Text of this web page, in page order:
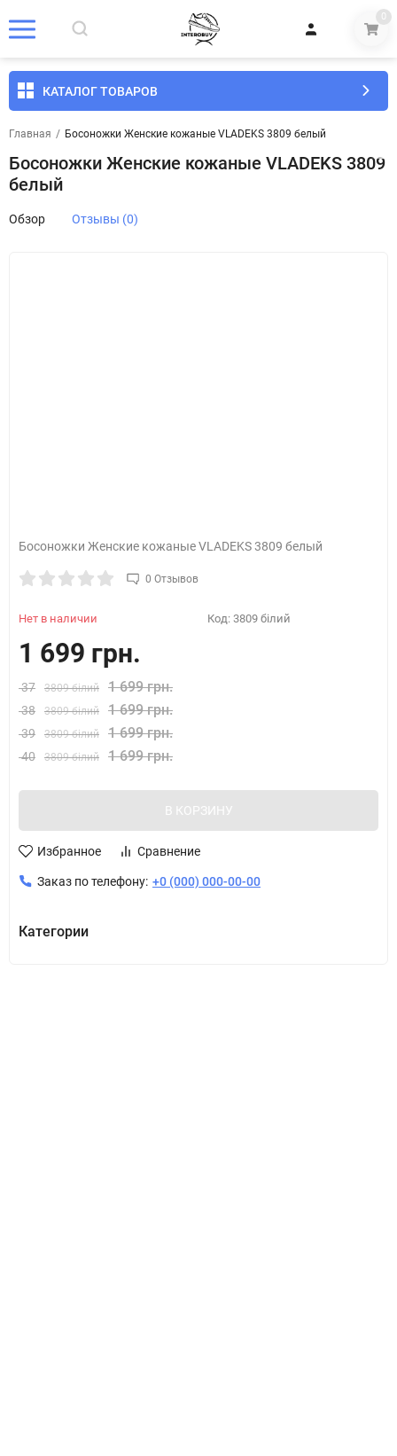
0
КАТАЛОГ ТОВАРОВ
Главная / Босоножки Женские кожаные VLADEKS 3809 белый
Босоножки Женские кожаные VLADEKS 3809
белый
Обзор Отзывы (0)
Босоножки Женские кожаные VLADEKS 3809 белый
0 Отзывов
Нет в наличии Код: 3809 білий
1 699 грн.
37 3809 білий 1 699 грн.
38 3809 білий 1 699 грн.
39 3809 білий 1 699 грн.
40 3809 білий 1 699 грн.
В КОРЗИНУ
Избранное Сравнение
Заказ по телефону: +0 (000) 000-00-00
Категории